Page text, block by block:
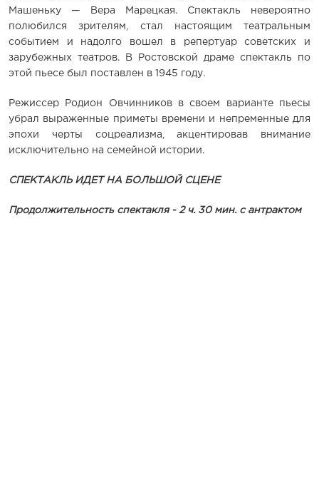
Машеньку — Вера Марецкая. Спектакль невероятно
полюбился зрителям, стал настоящим театральным
событием и надолго вошел в репертуар советских и
зарубежных театров. В Ростовской драме спектакль по
этой пьесе был поставлен в 1945 году.
Режиссер Родион Овчинников в своем варианте пьесы
убрал выраженные приметы времени и непременные для
эпохи черты соцреализма, акцентировав внимание
исключительно на семейной истории.
СПЕКТАКЛЬ ИДЕТ НА БОЛЬШОЙ СЦЕНЕ
Продолжительность спектакля - 2 ч. 30 мин. с антрактом